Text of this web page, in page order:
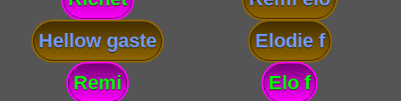
Hellow gaste
Elodie f
Remi
Elo f